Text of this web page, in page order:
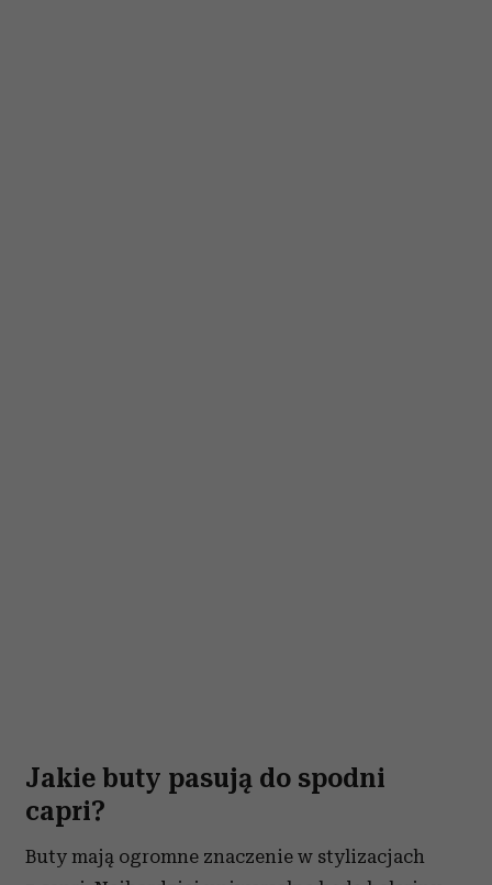
Jakie buty pasują do spodni
capri?
Buty mają ogromne znaczenie w stylizacjach